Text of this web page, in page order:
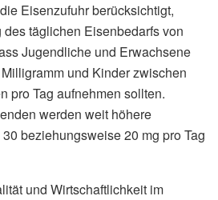
Eisenzufuhr berücksichtigt,
täglichen Eisenbedarfs von
Jugendliche und Erwachsene
und Kinder zwischen
pro Tag aufnehmen sollten.
werden weit höhere
beziehungsweise 20 mg pro Tag
und Wirtschaftlichkeit im